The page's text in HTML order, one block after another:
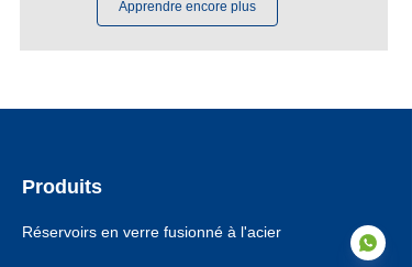
Apprendre encore plus
Produits
Réservoirs en verre fusionné à l'acier